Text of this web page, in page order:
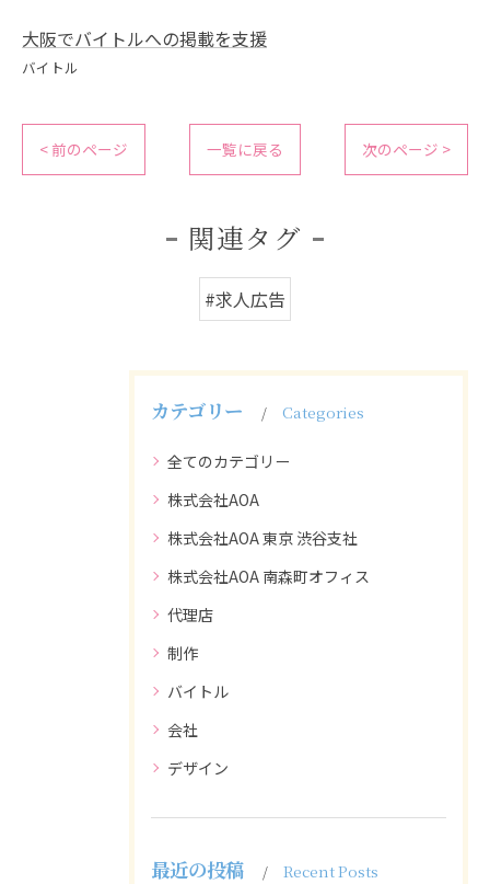
大阪でバイトルへの掲載を支援
バイトル
< 前のページ 一覧に戻る 次のページ >
関連タグ
#求人広告
カテゴリー Categories
全てのカテゴリー
株式会社AOA
株式会社AOA 東京 渋谷支社
株式会社AOA 南森町オフィス
代理店
制作
バイトル
会社
デザイン
最近の投稿 Recent Posts